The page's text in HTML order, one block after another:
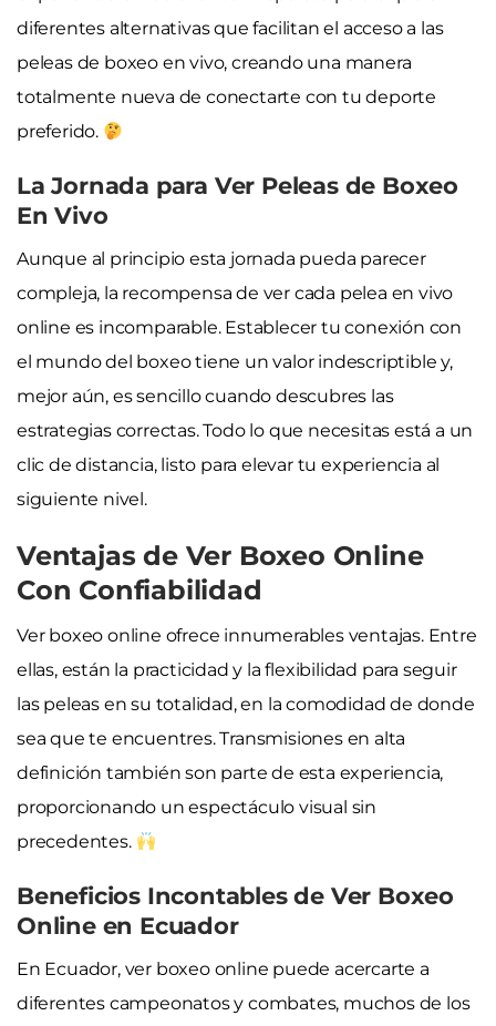
diferentes alternativas que facilitan el acceso a las
peleas de boxeo en vivo, creando una manera
totalmente nueva de conectarte con tu deporte
preferido.
La Jornada para Ver Peleas de Boxeo
En Vivo
Aunque al principio esta jornada pueda parecer
compleja, la recompensa de ver cada pelea en vivo
online es incomparable. Establecer tu conexión con
el mundo del boxeo tiene un valor indescriptible y,
mejor aún, es sencillo cuando descubres las
estrategias correctas. Todo lo que necesitas está a un
clic de distancia, listo para elevar tu experiencia al
siguiente nivel.
Ventajas de Ver Boxeo Online
Con Confiabilidad
Ver boxeo online ofrece innumerables ventajas. Entre
ellas, están la practicidad y la flexibilidad para seguir
las peleas en su totalidad, en la comodidad de donde
sea que te encuentres. Transmisiones en alta
definición también son parte de esta experiencia,
proporcionando un espectáculo visual sin
precedentes.
Beneficios Incontables de Ver Boxeo
Online en Ecuador
En Ecuador, ver boxeo online puede acercarte a
diferentes campeonatos y combates, muchos de los